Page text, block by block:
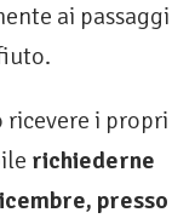
ai passaggi
ricevere i propri
richiederne
presso